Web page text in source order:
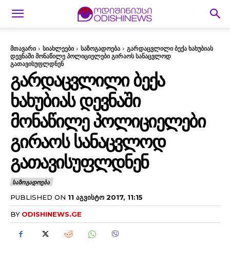
მთავარი სიახლეები საზოგადოება
გარდაცვლილი ბექა ხახუბიას
დევნაში მონაწილე პოლიციელები გირაოს სანაცვლოდ
გათავისუფლდნენ
ᲒᲐᲠᲓᲐᲪᲕᲚᲘᲚᲘ ᲑᲔᲥᲐ
ᲮᲐᲮᲣᲑᲘᲐᲡ ᲓᲔᲕᲜᲐᲨᲘ
ᲛᲝᲜᲐᲬᲘᲚᲔ ᲞᲝᲚᲘᲪᲘᲔᲚᲔᲑᲘ
ᲒᲘᲠᲐᲝᲡ ᲡᲐᲜᲐᲪᲕᲚᲝᲓ
ᲒᲐᲗᲐᲕᲘᲡᲣᲤᲚᲓᲜᲔᲜ
ᲡᲐᲖᲝᲒᲐᲓᲝᲔᲑᲐ
PUBLISHED ON 11 ᲐᲒᲕᲘᲡᲢᲝ 2017, 11:15
BY ODISHINEWS.GE